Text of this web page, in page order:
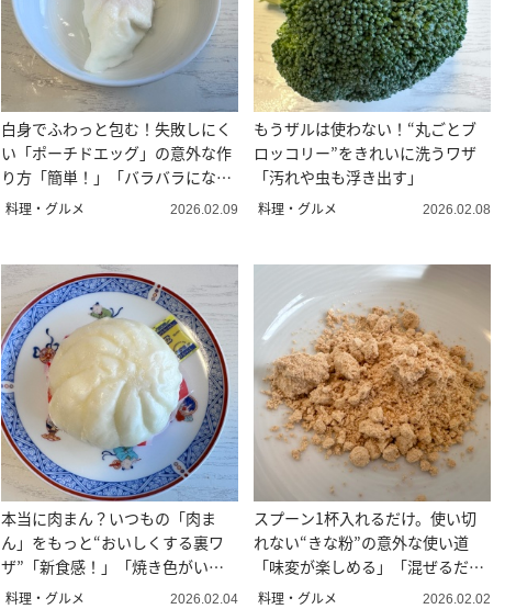
白身でふわっと包む！失敗しにく
い「ポーチドエッグ」の意外な作
り方「簡単！」「バラバラになら
ない」
料理・グルメ 2026.02.09
もうザルは使わない！“丸ごとブ
ロッコリー”をきれいに洗うワザ
「汚れや虫も浮き出す」
料理・グルメ 2026.02.08
本当に肉まん？いつもの「肉ま
ん」をもっと“おいしくする裏ワ
ザ”「新食感！」「焼き色がい
い」
料理・グルメ 2026.02.04
スプーン1杯入れるだけ。使い切
れない“きな粉”の意外な使い道
「味変が楽しめる」「混ぜるだ
け」
料理・グルメ 2026.02.02